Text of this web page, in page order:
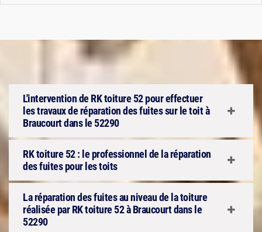
L'intervention de RK toiture 52 pour effectuer
les travaux de réparation des fuites sur le toit à
Braucourt dans le 52290
RK toiture 52 : le professionnel de la réparation
des fuites pour les toits
La réparation des fuites au niveau de la toiture
réalisée par RK toiture 52 à Braucourt dans le
52290